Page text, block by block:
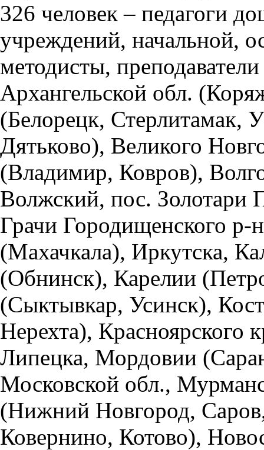
326 человек – педагоги
учреждений, начальной,
методисты,
Архангельской обл.
(Белорецк, Стерлитамак,
Дятьково), Великого
(Владимир, Ковров),
Волжский, пос. Золотари
Грачи Городищенского р-
(Махачкала), Иркутска,
(Обнинск), Карелии
(Сыктывкар, Усинск),
Нерехта), Красноярского
Липецка, Мордовии
Московской обл.,
(Нижний Новгород,
Ковернино, Котово),